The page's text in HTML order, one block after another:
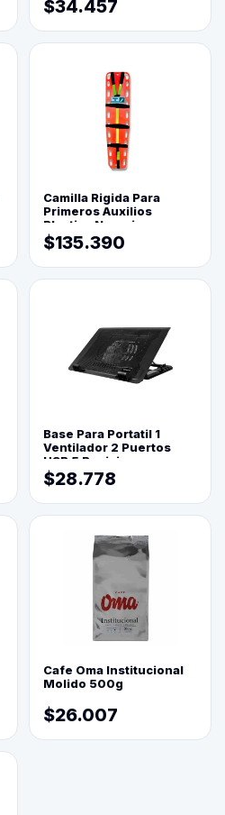
$34.457
Camilla Rigida Para
Primeros Auxilios
Plastica Naranja
$135.390
Base Para Portatil 1
Ventilador 2 Puertos
USB 5 Posiciones
$28.778
Cafe Oma Institucional
Molido 500g
$26.007